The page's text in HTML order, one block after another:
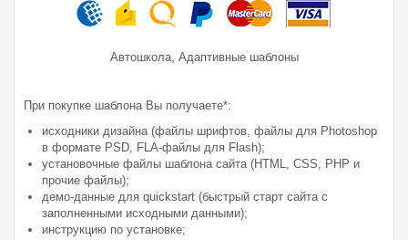
Автошкола, Адаптивные шаблоны
При покупке шаблона Вы получаете*:
исходники дизайна (файлы шрифтов, файлы для Photoshop
в формате PSD, FLA-файлы для Flash);
установочные файлы шаблона сайта (HTML, CSS, PHP и
прочие файлы);
демо-данные для quickstart (быстрый старт сайта с
заполненными исходными данными);
инструкцию по установке;